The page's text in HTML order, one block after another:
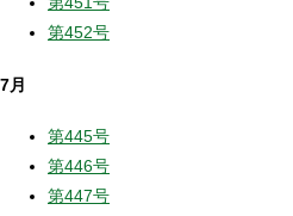
第452号
7月
第445号
第446号
第447号